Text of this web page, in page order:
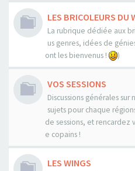
LES BRICOLEURS DU
La rubrique dédiée aux
us genres, idées de
ont les bienvenus !
)
VOS SESSIONS
Discussions générales sur
sujets pour chaque
de sessions, et rencardez
e copains !
LES WINGS